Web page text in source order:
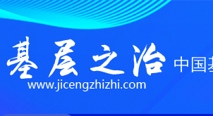
中国